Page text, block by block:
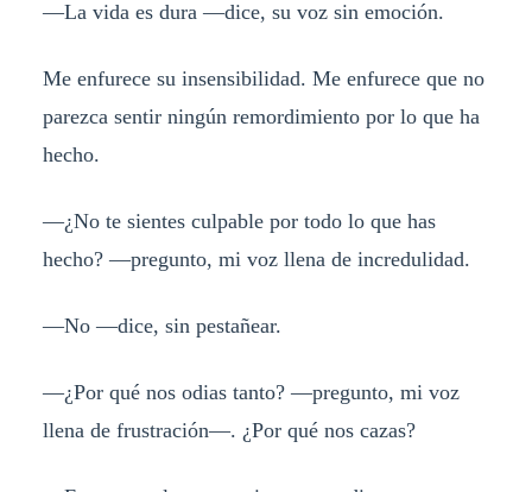
—La vida es dura —dice, su voz sin emoción.
Me enfurece su insensibilidad. Me enfurece que no
parezca sentir ningún remordimiento por lo que ha
hecho.
—¿No te sientes culpable por todo lo que has
hecho? —pregunto, mi voz llena de incredulidad.
—No —dice, sin pestañear.
—¿Por qué nos odias tanto? —pregunto, mi voz
llena de frustración—. ¿Por qué nos cazas?